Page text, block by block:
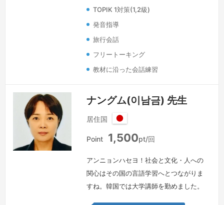
TOPIK 1対策(1,2級)
発音指導
旅行会話
フリートーキング
教材に沿った会話練習
ナングム(이남금) 先生
居住国
日
本
Point 1,500pt/回
アンニョンハセヨ！社会と文化・人への
関心はその国の言語学習へとつながりま
すね。韓国では大学講師を勤めました。